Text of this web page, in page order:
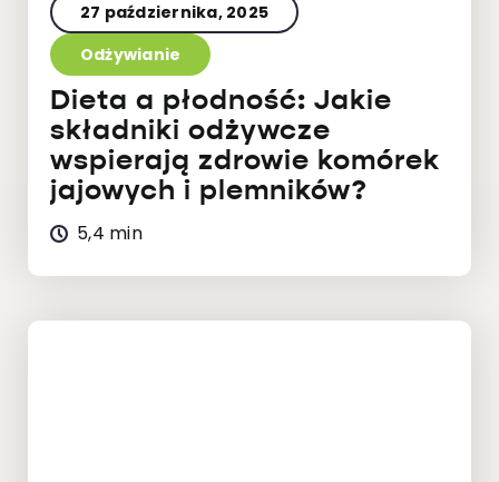
27 października, 2025
Odżywianie
Dieta a płodność: Jakie
składniki odżywcze
wspierają zdrowie komórek
jajowych i plemników?
5,4 min